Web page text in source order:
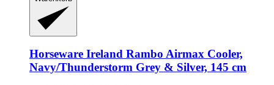
Horseware Ireland Rambo Airmax Cooler,
Navy/Thunderstorm Grey & Silver, 145 cm